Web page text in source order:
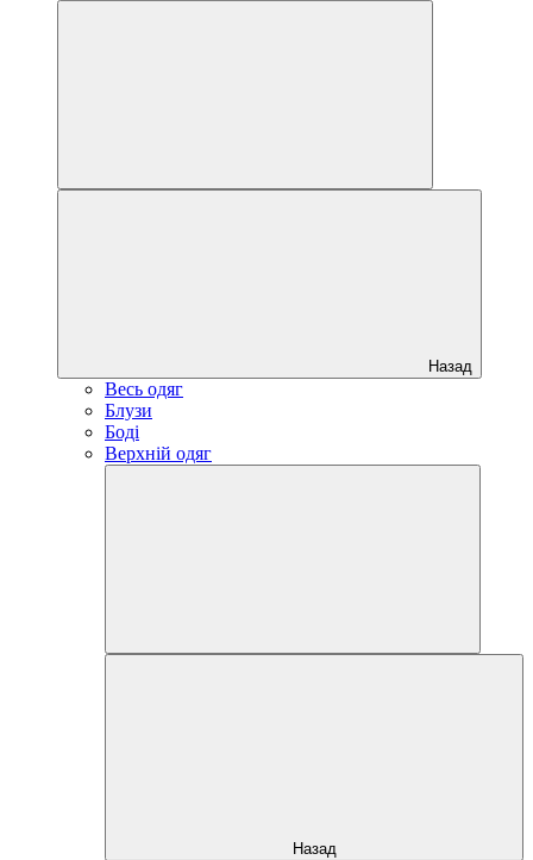
Назад
Весь одяг
Блузи
Боді
Верхній одяг
Назад